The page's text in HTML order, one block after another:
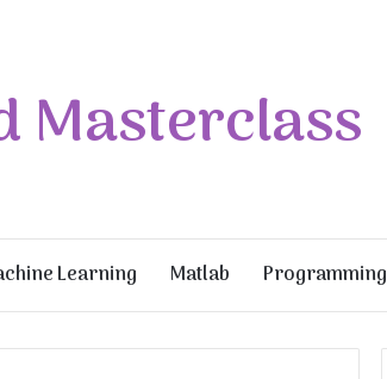
Masterclass
Learning Matlab Programming